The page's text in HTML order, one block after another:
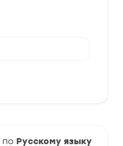
по Русскому языку